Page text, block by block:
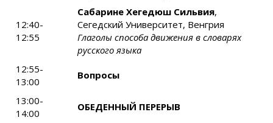
12:40-
12:55
Сабарине Хегедюш Сильвия,
Сегедский Университет, Венгрия
Глаголы способа движения в словарях
русского языка
12:55-
13:00
Вопросы
13:00-
14:00
ОБЕДЕННЫЙ ПЕРЕРЫВ